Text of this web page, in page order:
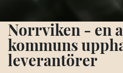
Norrviken - en
kommuns
leverantörer